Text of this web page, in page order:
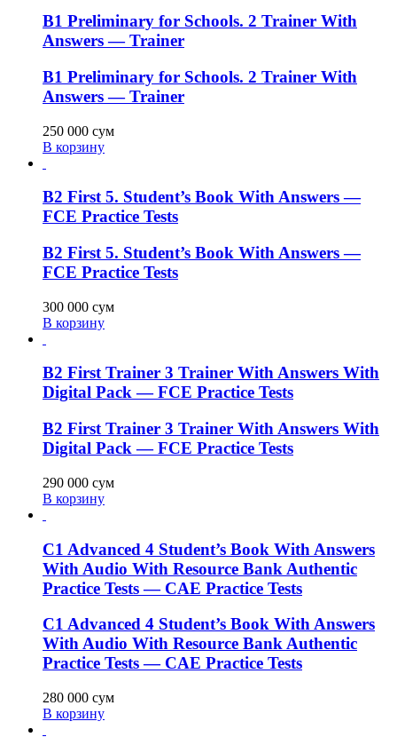
B1 Preliminary for Schools. 2 Trainer With
Answers — Trainer
B1 Preliminary for Schools. 2 Trainer With
Answers — Trainer
250 000 сум
В корзину
B2 First 5. Student’s Book With Answers —
FCE Practice Tests
B2 First 5. Student’s Book With Answers —
FCE Practice Tests
300 000 сум
В корзину
B2 First Trainer 3 Trainer With Answers With
Digital Pack — FCE Practice Tests
B2 First Trainer 3 Trainer With Answers With
Digital Pack — FCE Practice Tests
290 000 сум
В корзину
C1 Advanced 4 Student’s Book With Answers
With Audio With Resource Bank Authentic
Practice Tests — CAE Practice Tests
C1 Advanced 4 Student’s Book With Answers
With Audio With Resource Bank Authentic
Practice Tests — CAE Practice Tests
280 000 сум
В корзину